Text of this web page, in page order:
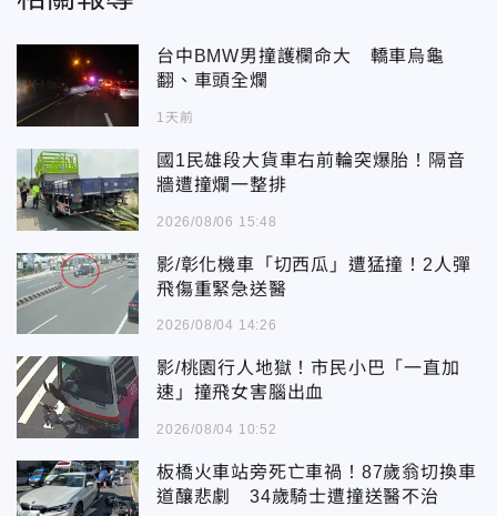
台中BMW男撞護欄命大 轎車烏龜
翻、車頭全爛
1天前
國1民雄段大貨車右前輪突爆胎！隔音
牆遭撞爛一整排
2026/08/06 15:48
影/彰化機車「切西瓜」遭猛撞！2人彈
飛傷重緊急送醫
2026/08/04 14:26
影/桃園行人地獄！市民小巴「一直加
速」撞飛女害腦出血
2026/08/04 10:52
板橋火車站旁死亡車禍！87歲翁切換車
道釀悲劇 34歲騎士遭撞送醫不治